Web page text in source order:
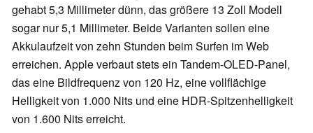
gehabt 5,3 Millimeter dünn, das größere 13 Zoll Modell
sogar nur 5,1 Millimeter. Beide Varianten sollen eine
Akkulaufzeit von zehn Stunden beim Surfen im Web
erreichen. Apple verbaut stets ein Tandem-OLED-Panel,
das eine Bildfrequenz von 120 Hz, eine vollflächige
Helligkeit von 1.000 Nits und eine HDR-Spitzenhelligkeit
von 1.600 Nits erreicht.